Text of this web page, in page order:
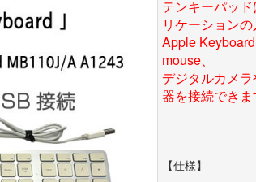
テンキーパッ
リケーションの
Apple
mouse、
デジタルカメ
器を接続できま
【仕様】